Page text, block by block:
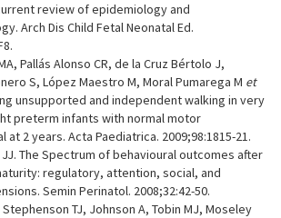
review of epidemiology and
Arch Dis Child Fetal Neonatal Ed.
Pallás Alonso CR, de la Cruz Bértolo J,
S, López Maestro M, Moral Pumarega M et
unsupported and independent walking in very
preterm infants with normal motor
at 2 years. Acta Paediatrica. 2009;98:1815-21.
JJ. The Spectrum of behavioural outcomes after
regulatory, attention, social, and
Semin Perinatol. 2008;32:42-50.
TJ, Johnson A, Tobin MJ, Moseley